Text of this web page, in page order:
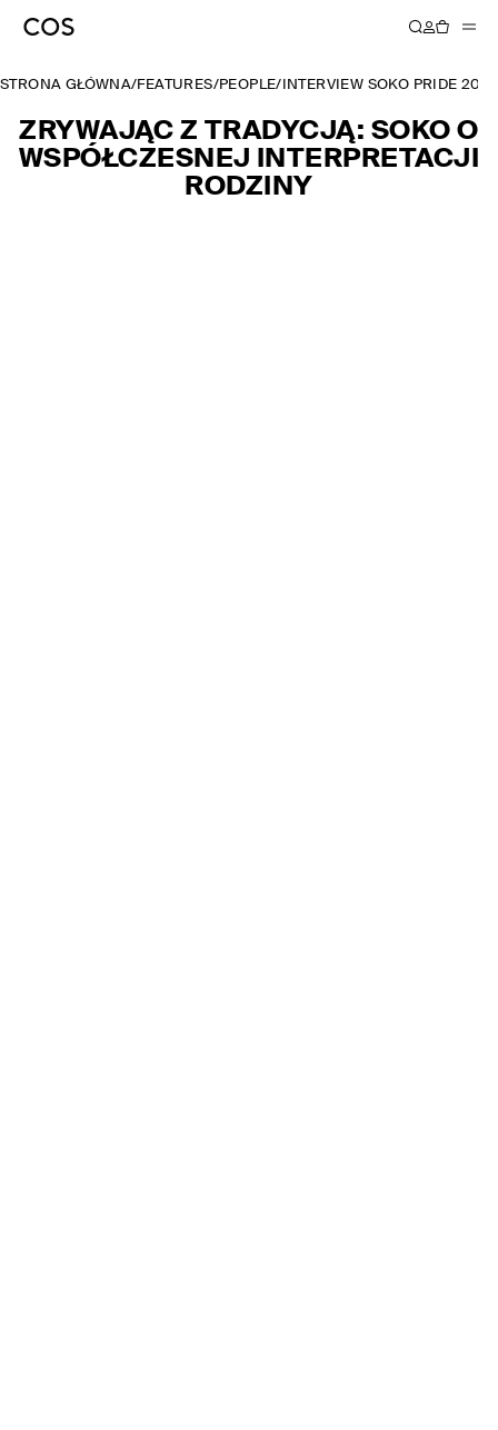
STRONA GŁÓWNA/FEATURES/PEOPLE/ INTERVIEW SOKO PRIDE
ZRYWAJĄC Z TRADYCJĄ: SOKO O
WSPÓŁCZESNEJ INTERPRETACJI
RODZINY